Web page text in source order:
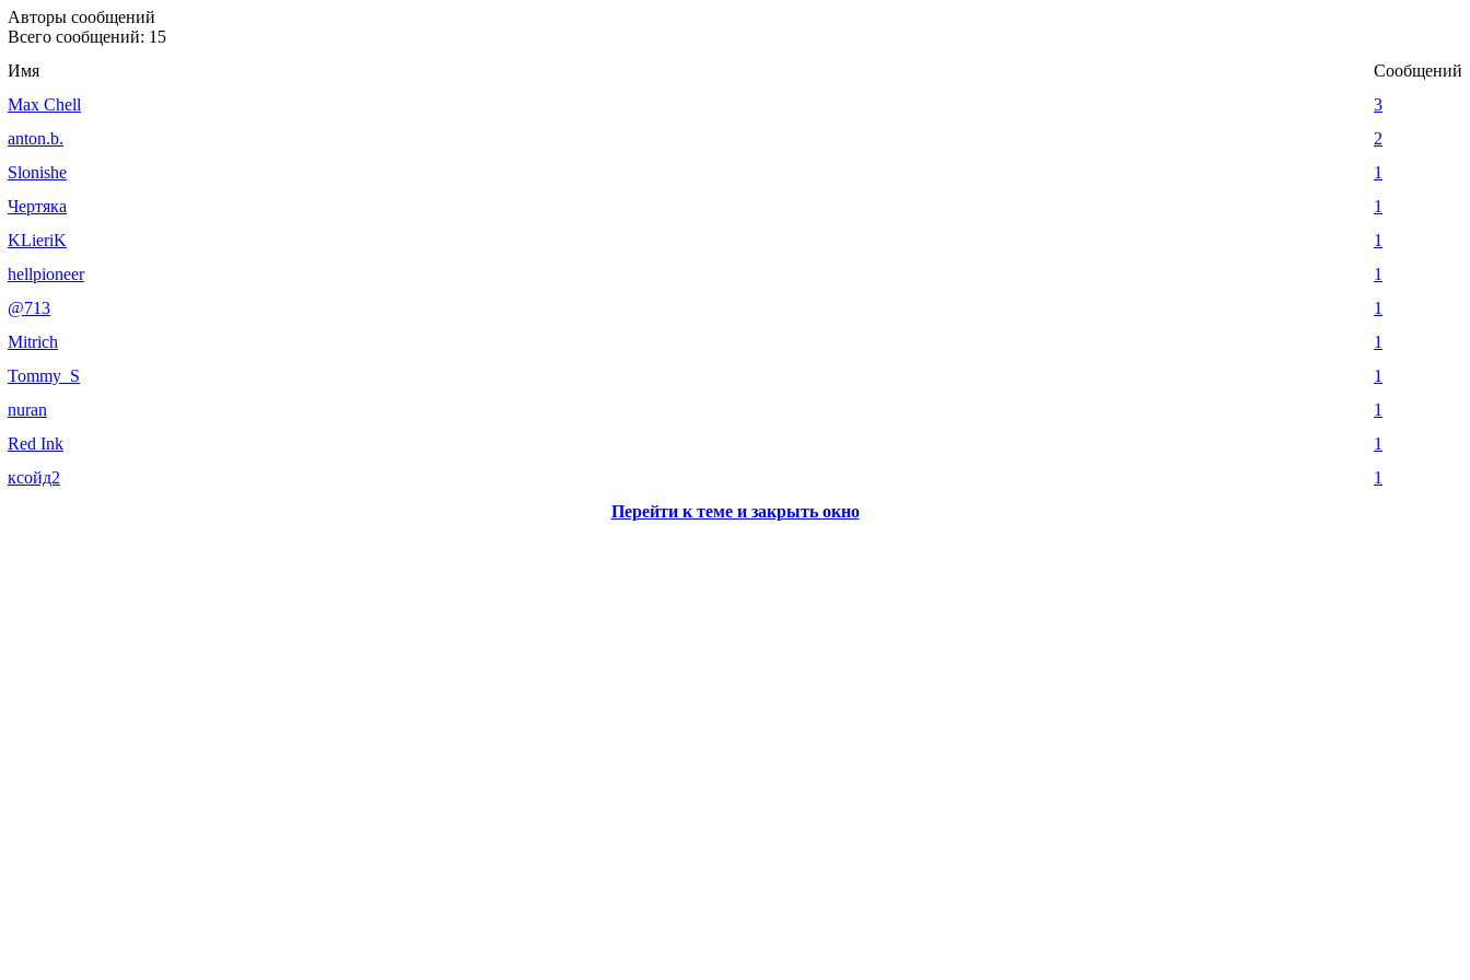
Авторы сообщений
Всего сообщений: 15
Имя
Сообщений
Max Chell
3
anton.b.
2
Slonishe
1
Чертяка
1
KLieriK
1
hellpioneer
1
@713
1
Mitrich
1
Tommy_S
1
nuran
1
Red Ink
1
ксойд2
1
Перейти к теме и закрыть окно